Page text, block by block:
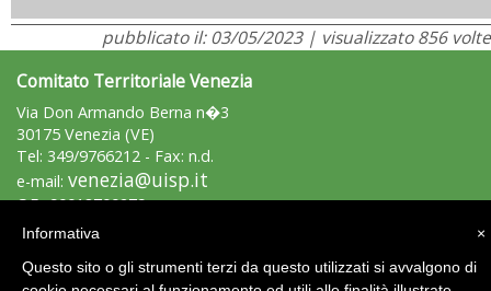
pubblicato il: 03/05/2023 | visualizzato 856 volte
Comitato Territoriale Venezia
Via Don Armando Berna n�3
30175 Venezia (VE)
Tel: 349/9766212 - Fax: n.d.
e-mail: venezia@uisp.it
C.F.: 90018700279
Area Riservata 2.0
×
Informativa
Questo sito o gli strumenti terzi da questo utilizzati si avvalgono di